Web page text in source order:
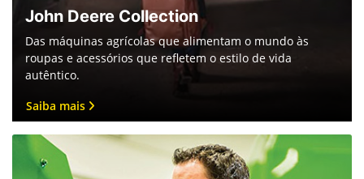
John Deere Collection
Das máquinas agrícolas que alimentam o mundo às
roupas e acessórios que refletem o estilo de vida
autêntico.
Saiba mais